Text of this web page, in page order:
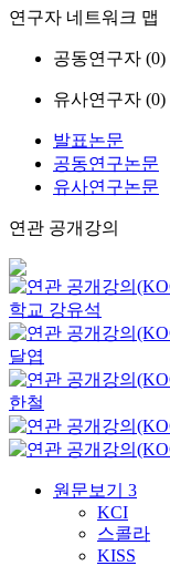
연구자 네트워크 맵
공동연구자 (0)
유사연구자 (0)
발표논문
공동연구논문
유사연구논문
연관 공개강의
학교 강유석
달엽
한철
원문보기 3
KCI
스콜라
KISS